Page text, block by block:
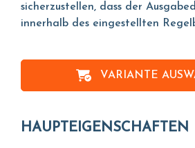
sicherzustellen, dass der
innerhalb des eingestellten
VARIANTE
HAUPTEIGENSCHAFTEN